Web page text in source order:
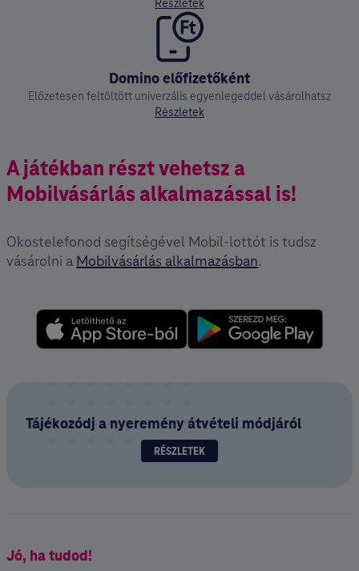
Részletek
Domino előfizetőként
Előzetesen feltöltött univerzális egyenlegeddel vásárolhatsz
Részletek
A játékban részt vehetsz a
Mobilvásárlás alkalmazással is!
Okostelefonod segítségével Mobil-lottót is tudsz
vásárolni a Mobilvásárlás alkalmazásban.
Tájékozódj a nyeremény átvételi módjáról
RÉSZLETEK
Jó, ha tudod!